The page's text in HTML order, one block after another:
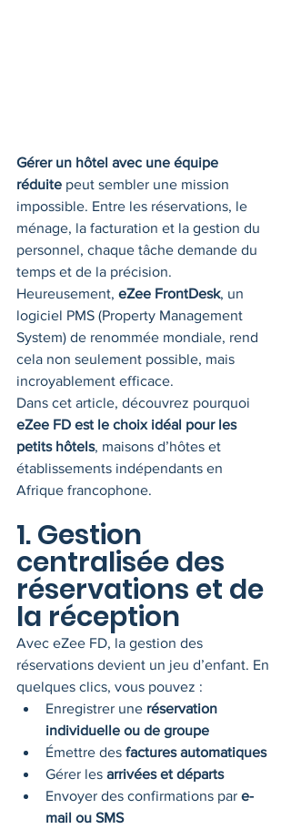
Gérer un hôtel avec une équipe
réduite peut sembler une mission
impossible. Entre les réservations, le
ménage, la facturation et la gestion du
personnel, chaque tâche demande du
temps et de la précision.
Heureusement, eZee FrontDesk, un
logiciel PMS (Property Management
System) de renommée mondiale, rend
cela non seulement possible, mais
incroyablement efficace.
Dans cet article, découvrez pourquoi
eZee FD est le choix idéal pour les
petits hôtels, maisons d’hôtes et
établissements indépendants en
Afrique francophone.
1. Gestion
centralisée des
réservations et de
la réception
Avec eZee FD, la gestion des
réservations devient un jeu d’enfant. En
quelques clics, vous pouvez :
Enregistrer une réservation
individuelle ou de groupe
Émettre des factures automatiques
Gérer les arrivées et départs
Envoyer des confirmations par e-
mail ou SMS